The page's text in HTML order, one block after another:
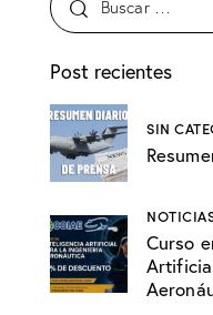
Post recientes
SIN
Curso